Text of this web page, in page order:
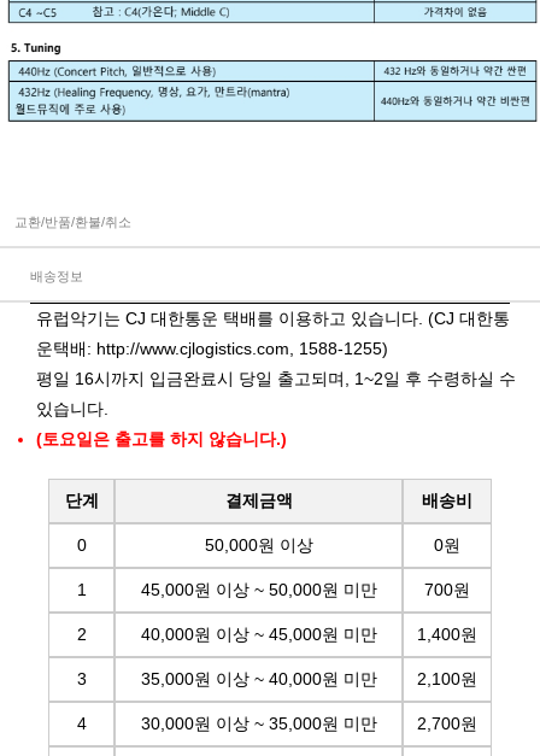
교환/반품/환불/취소
배송정보
유럽악기는 CJ 대한통운 택배를 이용하고 있습니다. (CJ 대한통
운택배: http://www.cjlogistics.com , 1588-1255)
평일 16시까지 입금완료시 당일 출고되며, 1~2일 후 수령하실 수
있습니다.
(토요일은 출고를 하지 않습니다.)
단계 결제금액 배송비
0 50,000원 이상 0원
1 45,000원 이상 ~ 50,000원 미만 700원
2 40,000원 이상 ~ 45,000원 미만 1,400원
3 35,000원 이상 ~ 40,000원 미만 2,100원
4 30,000원 이상 ~ 35,000원 미만 2,700원